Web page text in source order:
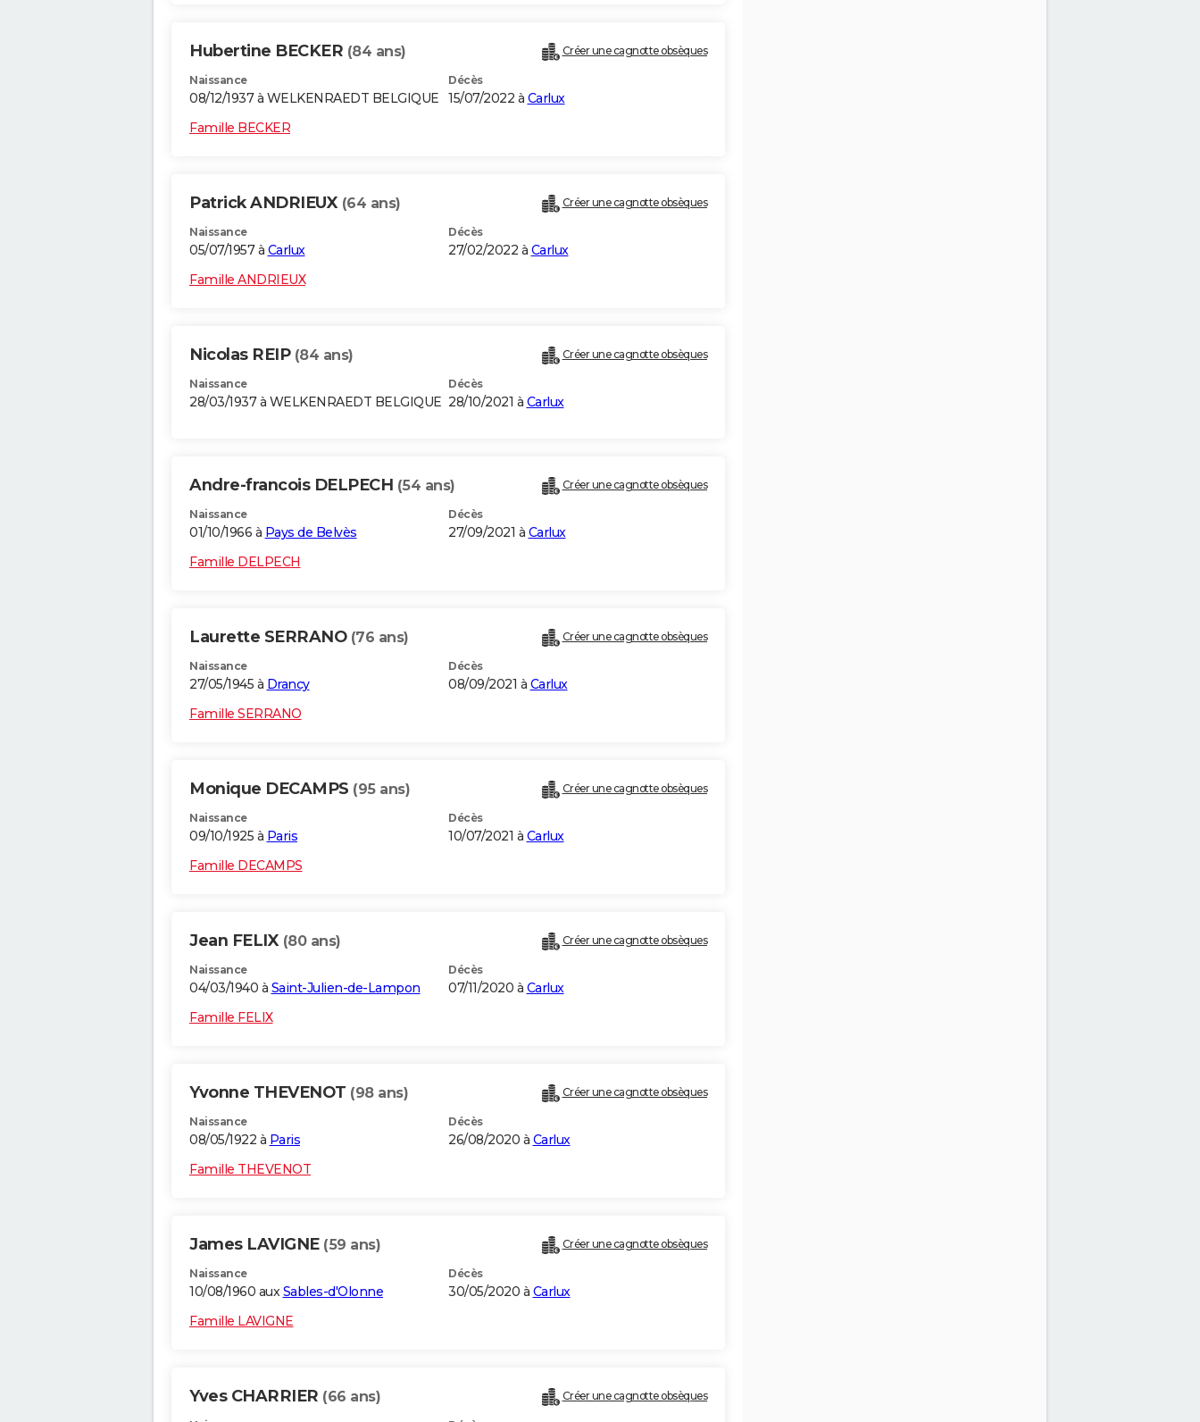
Hubertine BECKER (84 ans) Créer une cagnotte obsèques
Naissance
08/12/1937 à WELKENRAEDT BELGIQUE
Décès
15/07/2022 à Carlux
Famille BECKER
Patrick ANDRIEUX (64 ans) Créer une cagnotte obsèques
Naissance
05/07/1957 à Carlux
Décès
27/02/2022 à Carlux
Famille ANDRIEUX
Nicolas REIP (84 ans) Créer une cagnotte obsèques
Naissance
28/03/1937 à WELKENRAEDT BELGIQUE
Décès
28/10/2021 à Carlux
Andre-francois DELPECH (54 ans) Créer une cagnotte obsèques
Naissance
01/10/1966 à Pays de Belvès
Décès
27/09/2021 à Carlux
Famille DELPECH
Laurette SERRANO (76 ans) Créer une cagnotte obsèques
Naissance
27/05/1945 à Drancy
Décès
08/09/2021 à Carlux
Famille SERRANO
Monique DECAMPS (95 ans) Créer une cagnotte obsèques
Naissance
09/10/1925 à Paris
Décès
10/07/2021 à Carlux
Famille DECAMPS
Jean FELIX (80 ans) Créer une cagnotte obsèques
Naissance
04/03/1940 à Saint-Julien-de-Lampon
Décès
07/11/2020 à Carlux
Famille FELIX
Yvonne THEVENOT (98 ans) Créer une cagnotte obsèques
Naissance
08/05/1922 à Paris
Décès
26/08/2020 à Carlux
Famille THEVENOT
James LAVIGNE (59 ans) Créer une cagnotte obsèques
Naissance
10/08/1960 auxSables-d'Olonne
Décès
30/05/2020 à Carlux
Famille LAVIGNE
Yves CHARRIER (66 ans) Créer une cagnotte obsèques